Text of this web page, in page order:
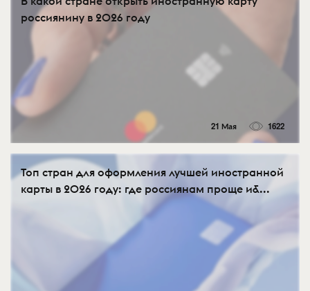
россиянину в 2026 году
21 Мая 1622
Топ стран для оформления лучшей иностранной
карты в 2026 году: где россиянам проще и&...